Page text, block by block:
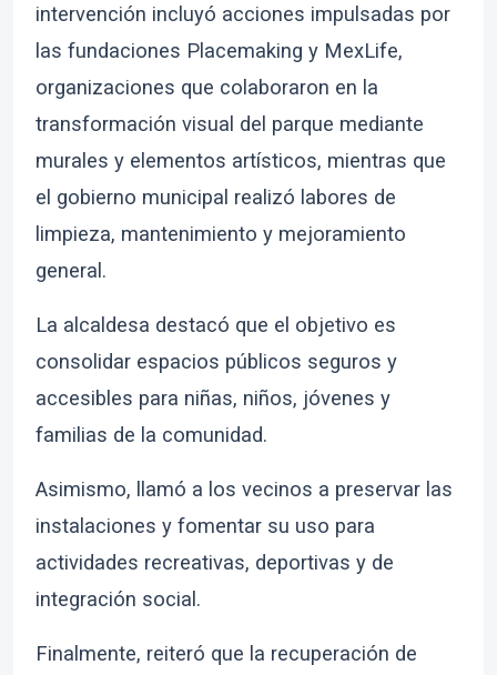
intervención incluyó acciones impulsadas por
las fundaciones Placemaking y MexLife,
organizaciones que colaboraron en la
transformación visual del parque mediante
murales y elementos artísticos, mientras que
el gobierno municipal realizó labores de
limpieza, mantenimiento y mejoramiento
general.
La alcaldesa destacó que el objetivo es
consolidar espacios públicos seguros y
accesibles para niñas, niños, jóvenes y
familias de la comunidad.
Asimismo, llamó a los vecinos a preservar las
instalaciones y fomentar su uso para
actividades recreativas, deportivas y de
integración social.
Finalmente, reiteró que la recuperación de